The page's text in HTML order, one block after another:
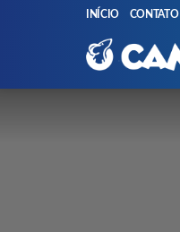
INÍCIO CONTATO